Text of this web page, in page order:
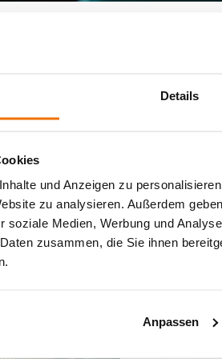
Details
und Anzeigen zu
zu analysieren. Außerdem
soziale Medien, Werbung und
zusammen, die Sie ihnen
Anpassen
ei­ne Kul­tur, in der
als 6 Fach­berei­